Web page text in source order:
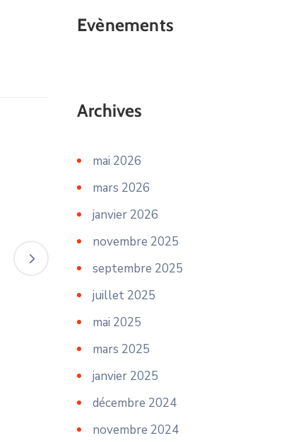
Evènements
Archives
mai 2026
mars 2026
janvier 2026
novembre 2025
septembre 2025
juillet 2025
mai 2025
mars 2025
janvier 2025
décembre 2024
novembre 2024